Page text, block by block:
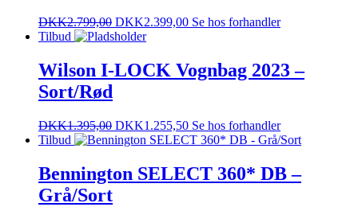
DKK2.799,00 DKK2.399,00 Se hos forhandler
Tilbud
Wilson I-LOCK Vognbag 2023 –
Sort/Rød
DKK1.395,00 DKK1.255,50 Se hos forhandler
Tilbud
Bennington SELECT 360* DB –
Grå/Sort